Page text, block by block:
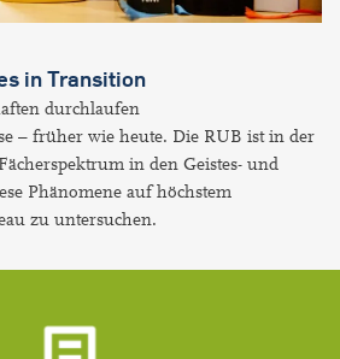
in Transition
durchlaufen
– früher wie heute. Die RUB ist in der
in den Geistes- und
Phänomene auf höchstem
zu untersuchen.